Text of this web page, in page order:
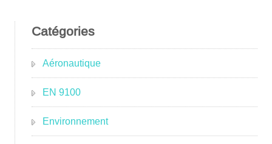
Catégories
Aéronautique
EN 9100
Environnement